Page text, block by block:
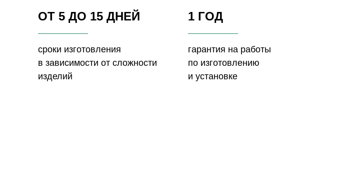
ОТ 5 ДО 15 ДНЕЙ
сроки изготовления
в зависимости от сложности
изделий
1 ГОД
гарантия на работы
по изготовлению
и установке